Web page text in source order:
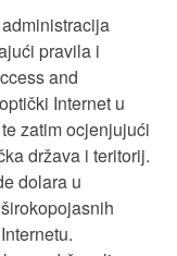
pravila i
and
Internet u
zatim ocjenjujući
država i teritorij.
dolara u